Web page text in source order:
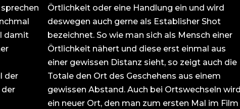
damit
der
der
Örtlichkeit oder eine Handlung ein und wird
deswegen auch gerne als Establisher Shot
bezeichnet. So wie man sich als Mensch einer
Örtlichkeit nähert und diese erst einmal aus
einer gewissen Distanz sieht, so zeigt auch die
Totale den Ort des Geschehens aus einem
gewissen Abstand. Auch bei Ortswechseln wird